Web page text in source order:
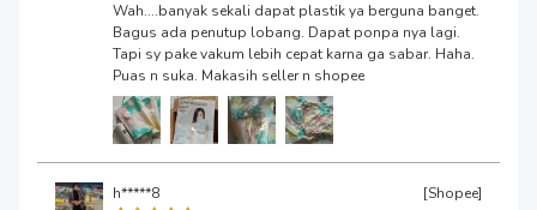
Wah....banyak sekali dapat plastik ya berguna banget.
Bagus ada penutup lobang. Dapat ponpa nya lagi.
Tapi sy pake vakum lebih cepat karna ga sabar. Haha.
Puas n suka. Makasih seller n shopee
h*****8 [Shopee]